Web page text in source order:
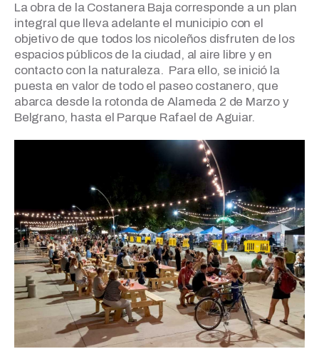
La obra de la Costanera Baja corresponde a un plan
integral que lleva adelante el municipio con el
objetivo de que todos los nicoleños disfruten de los
espacios públicos de la ciudad, al aire libre y en
contacto con la naturaleza. Para ello, se inició la
puesta en valor de todo el paseo costanero, que
abarca desde la rotonda de Alameda 2 de Marzo y
Belgrano, hasta el Parque Rafael de Aguiar.